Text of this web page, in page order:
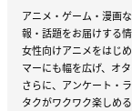
アニメ・ゲーム・漫画
報・話題をお届けする
女性向けアニメをはじ
マーにも幅を広げ、オ
さらに、アンケート・
タクがワクワク楽しめ